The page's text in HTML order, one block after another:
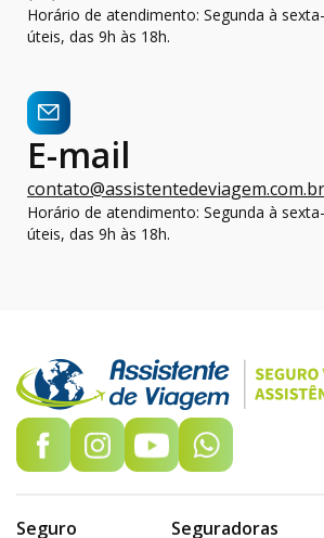
Horário de atendimento: Segunda à
úteis, das 9h às 18h.
E-mail
contato@assistentedeviagem.com.br
Horário de atendimento: Segunda à
úteis, das 9h às 18h.
Seguro
Seguradoras